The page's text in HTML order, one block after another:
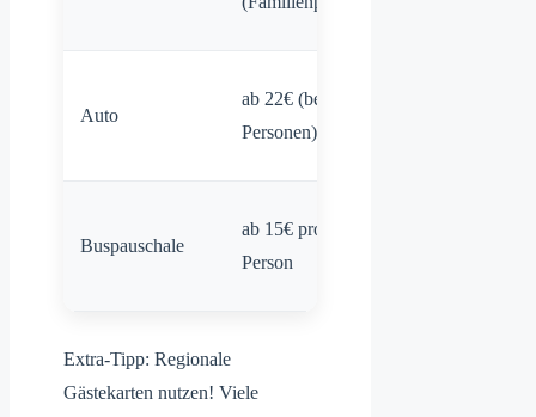
Auto
ab 22€ (bei 4
Personen)
Buspauschale
ab 15€ pro
Person
Extra-Tipp: Regionale
Gästekarten nutzen! Viele